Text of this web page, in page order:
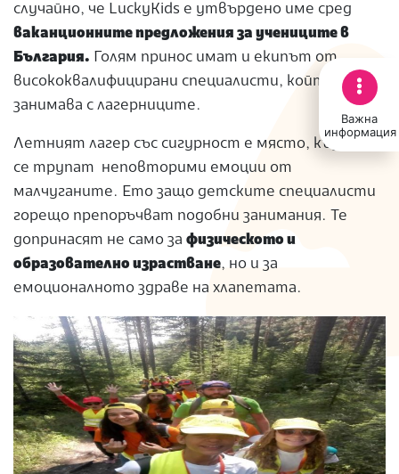
Важна
информация
случайно, че LuckyKids е утвърдено име сред
ваканционните предложения за учениците в
България. Голям принос имат и екипът от
висококвалифицирани специалисти, който се
занимава с лагерниците.
Летният лагер със сигурност е място, където
се трупат неповторими емоции от
малчуганите. Ето защо детските специалисти
горещо препоръчват подобни занимания. Те
допринасят не само за физическото и
образователно израстване, но и за
емоционалното здраве на хлапетата.